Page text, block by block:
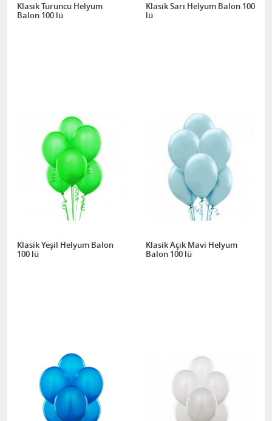
Klasik Turuncu Helyum
Balon 100 lü
Klasik Sarı Helyum Balon 100
lü
Klasik Yeşil Helyum Balon
100 lü
Klasik Açık Mavi Helyum
Balon 100 lü